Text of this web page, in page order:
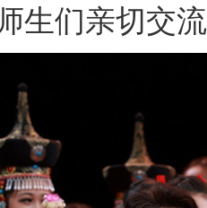
生们亲切交